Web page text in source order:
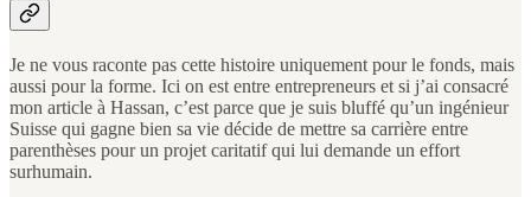
Je ne vous raconte pas cette histoire uniquement pour le fonds, mais
aussi pour la forme. Ici on est entre entrepreneurs et si j’ai consacré
mon article à Hassan, c’est parce que je suis bluffé qu’un ingénieur
Suisse qui gagne bien sa vie décide de mettre sa carrière entre
parenthèses pour un projet caritatif qui lui demande un effort
surhumain.